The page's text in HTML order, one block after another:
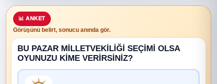
📊 ANKET
Görüşünü belirt, sonucu anında gör.
BU PAZAR MİLLETVEKİLİĞİ SEÇİMİ OLSA
OYUNUZU KİME VERİRSİNİZ?